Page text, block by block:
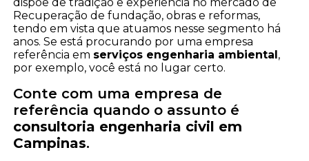
Recuperação de fundação, obras e reformas,
tendo em vista que atuamos nesse segmento há
anos. Se está procurando por uma empresa
referência em serviços engenharia ambiental,
por exemplo, você está no lugar certo.
Conte com uma empresa de
referência quando o assunto é
consultoria engenharia civil em
Campinas.